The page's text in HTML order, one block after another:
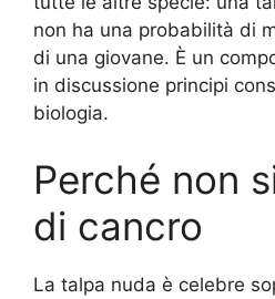
non ha una probabilità di
di una giovane. È un
in discussione principi
biologia.
Perché non
di cancro
La talpa nuda è celebre